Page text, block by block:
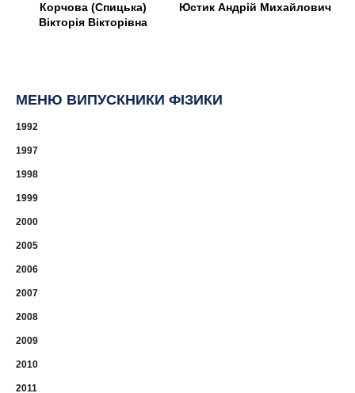
Корчова (Спицька)
Вікторія Вікторівна
Юстик Андрій Михайлович
МЕНЮ ВИПУСКНИКИ ФІЗИКИ
1992
1997
1998
1999
2000
2005
2006
2007
2008
2009
2010
2011